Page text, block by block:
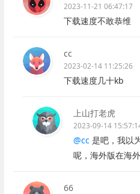
2023-11-21 06:47:17
下载速度不敢恭维
cc
2023-02-14 11:25:26
下载速度几十kb
上山打老虎
2023-09-14
@cc 是吧，我以
呢，海外版在海
66